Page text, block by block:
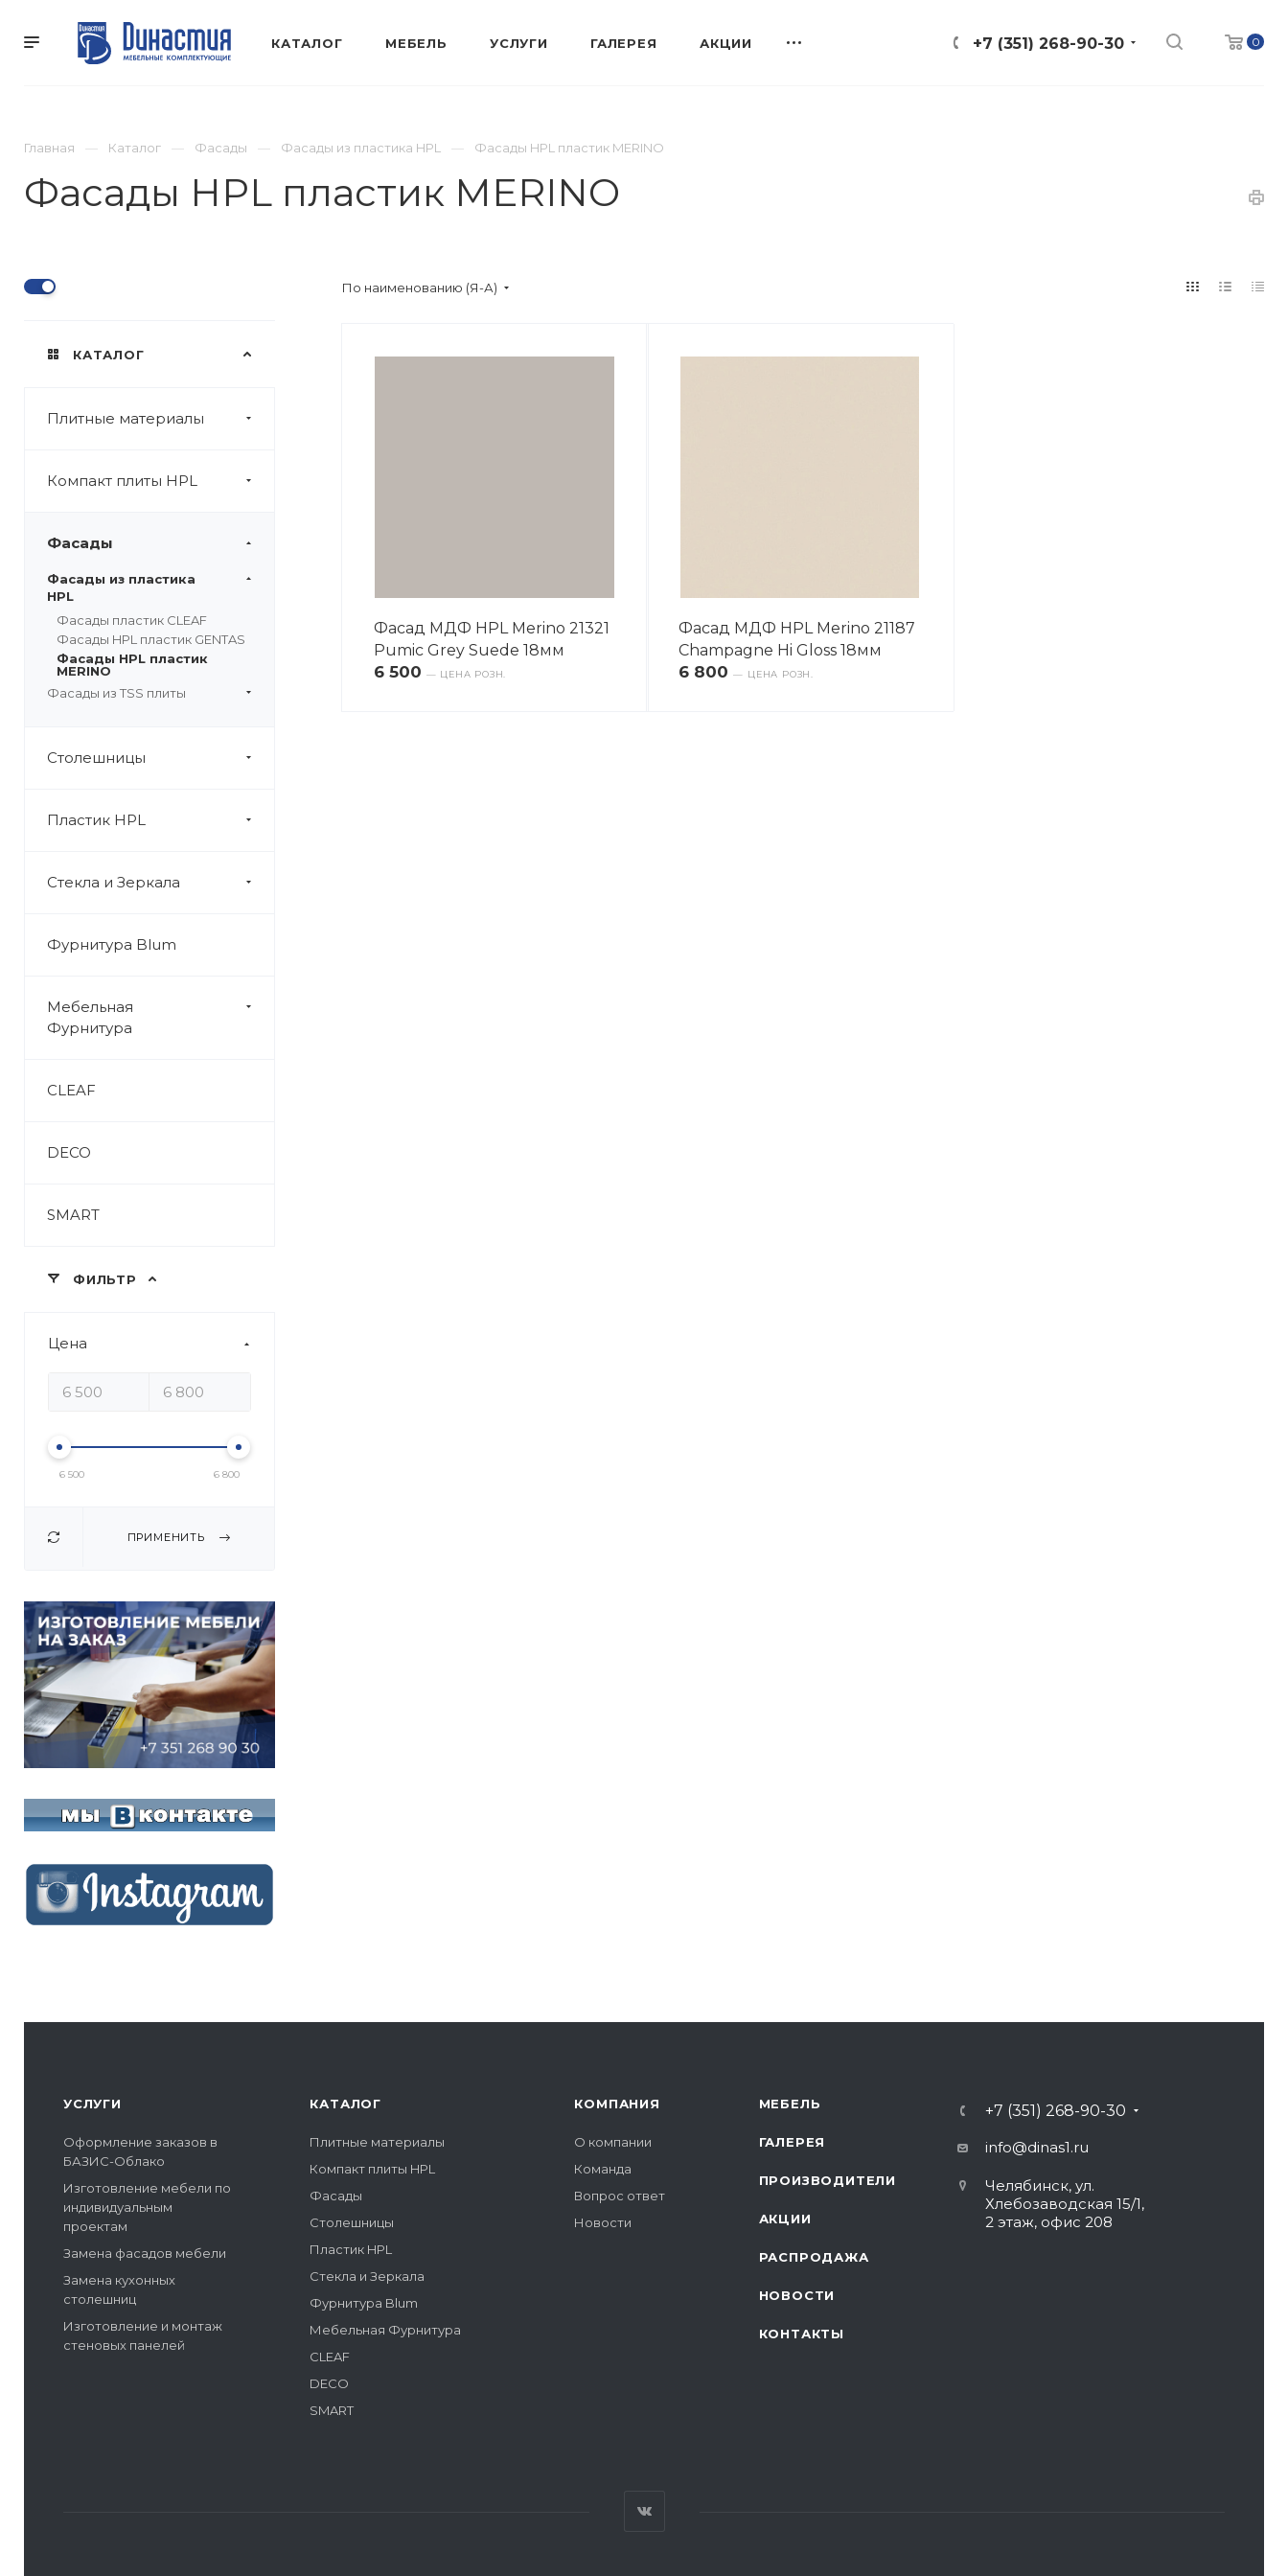
0
+7 (351) 268-90-30
КАТАЛОГ МЕБЕЛЬ УСЛУГИ ГАЛЕРЕЯ АКЦИИ
Главная Каталог Фасады Фасады из пластика HPL Фасады HPL пластик MERINO
Фасады HPL пластик MERINO
КАТАЛОГ
Плитные материалы
Компакт плиты HPL
Фасады
Фасады из пластика
HPL
Фасады пластик CLEAF
Фасады HPL пластик GENTAS
Фасады HPL пластик
MERINO
Фасады из TSS плиты
Столешницы
Пластик HPL
Стекла и Зеркала
Фурнитура Blum
Мебельная
Фурнитура
CLEAF
DECO
SMART
ФИЛЬТР
Цена
6 500 6 800
ПРИМЕНИТЬ
По наименованию (Я-А)
Фасад МДФ HPL Merino 21321
Pumic Grey Suede 18мм
6 500 — ЦЕНА РОЗН.
Фасад МДФ HPL Merino 21187
Champagne Hi Gloss 18мм
6 800 — ЦЕНА РОЗН.
УСЛУГИ
Оформление заказов в
БАЗИС-Облако
Изготовление мебели по
индивидуальным
проектам
Замена фасадов мебели
Замена кухонных
столешниц
Изготовление и монтаж
стеновых панелей
КАТАЛОГ
Плитные материалы
Компакт плиты HPL
Фасады
Столешницы
Пластик HPL
Стекла и Зеркала
Фурнитура Blum
Мебельная Фурнитура
CLEAF
DECO
SMART
КОМПАНИЯ
О компании
Команда
Вопрос ответ
Новости
МЕБЕЛЬ
ГАЛЕРЕЯ
ПРОИЗВОДИТЕЛИ
АКЦИИ
РАСПРОДАЖА
НОВОСТИ
КОНТАКТЫ
+7 (351) 268-90-30
info@dinas1.ru
Челябинск, ул.
Хлебозаводская 15/1,
2 этаж, офис 208